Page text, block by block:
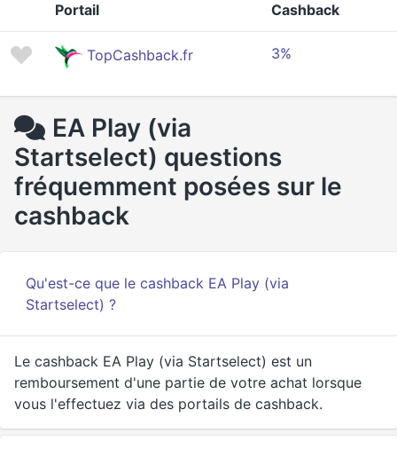
Portail Cashback
TopCashback.fr 3%
EA Play (via
Startselect) questions
fréquemment posées sur le
cashback
Qu'est-ce que le cashback EA Play (via
Startselect) ?
Le cashback EA Play (via Startselect) est un
remboursement d'une partie de votre achat lorsque
vous l'effectuez via des portails de cashback.